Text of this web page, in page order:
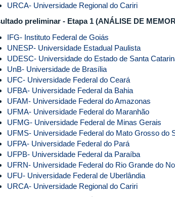
URCA- Universidade Regional do Cariri
preliminar - Etapa 1 (ANÁLISE DE
IFG- Instituto Federal de Goiás
UNESP- Universidade Estadual Paulista
UDESC- Universidade do Estado de Santa
UnB- Universidade de Brasília
UFC- Universidade Federal do Ceará
UFBA- Universidade Federal da Bahia
UFAM- Universidade Federal do Amazonas
UFMA- Universidade Federal do Maranhão
UFMG- Universidade Federal de Minas Gerais
UFMS- Universidade Federal do Mato Grosso do
UFPA- Universidade Federal do Pará
UFPB- Universidade Federal da Paraíba
UFRN- Universidade Federal do Rio Grande do
UFU- Universidade Federal de Uberlândia
URCA- Universidade Regional do Cariri